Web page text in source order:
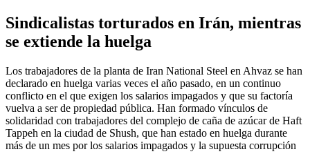
Sindicalistas torturados en Irán, mientras
se extiende la huelga
Los trabajadores de la planta de Iran National Steel en Ahvaz se han
declarado en huelga varias veces el año pasado, en un continuo
conflicto en el que exigen los salarios impagados y que su factoría
vuelva a ser de propiedad pública. Han formado vínculos de
solidaridad con trabajadores del complejo de caña de azúcar de Haft
Tappeh en la ciudad de Shush, que han estado en huelga durante
más de un mes por los salarios impagados y la supuesta corrupción